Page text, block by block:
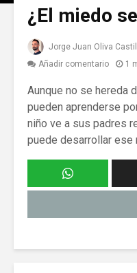
¿El miedo
Jorge Juan Oliva
Añadir comentario
1
Aunque no se hereda
pueden aprenderse
niño ve a sus padres
puede desarrollar ese